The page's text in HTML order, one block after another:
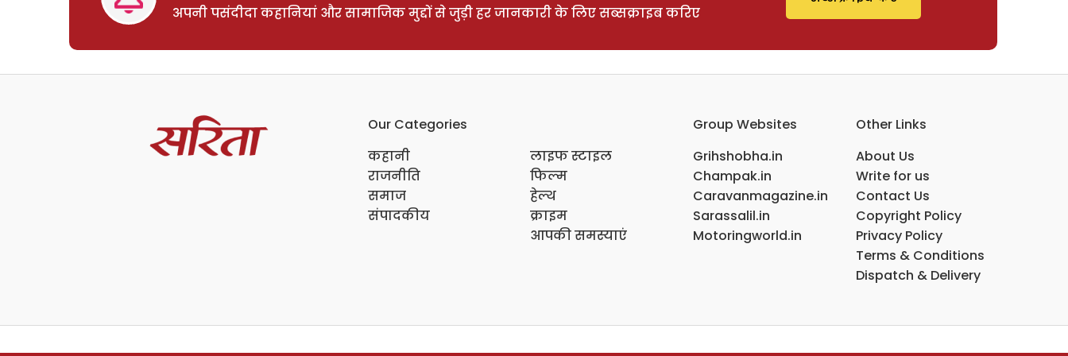
अपनी पसंदीदा कहानियां और सामाजिक मुद्दों से जुड़ी हर जानकारी के लिए सब्सक्राइब करिए
Our Categories
कहानी
राजनीति
समाज
संपादकीय
लाइफ स्टाइल
फिल्म
हेल्थ
क्राइम
आपकी समस्याएं
Group Websites
Grihshobha.in
Champak.in
Caravanmagazine.in
Sarassalil.in
Motoringworld.in
Other Links
About Us
Write for us
Contact Us
Copyright Policy
Privacy Policy
Terms & Conditions
Dispatch & Delivery